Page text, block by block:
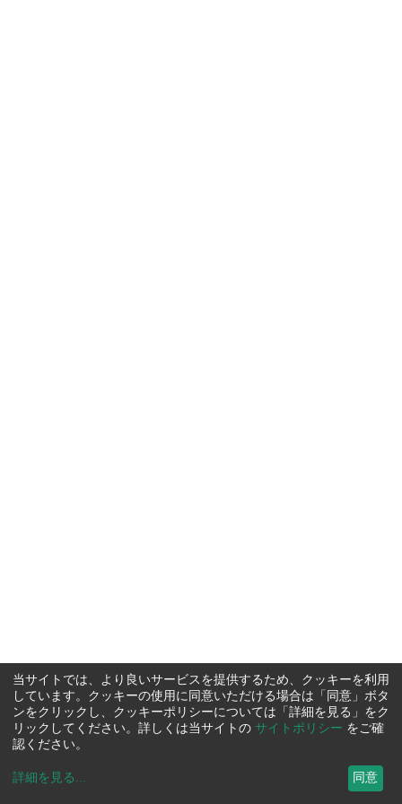
当サイトでは、より良いサービスを提供するため、クッキーを利用
しています。クッキーの使用に同意いただける場合は「同意」ボタ
ンをクリックし、クッキーポリシーについては「詳細を見る」をク
リックしてください。詳しくは当サイトの サイトポリシー をご確
認ください。
詳細を見る ... 同意